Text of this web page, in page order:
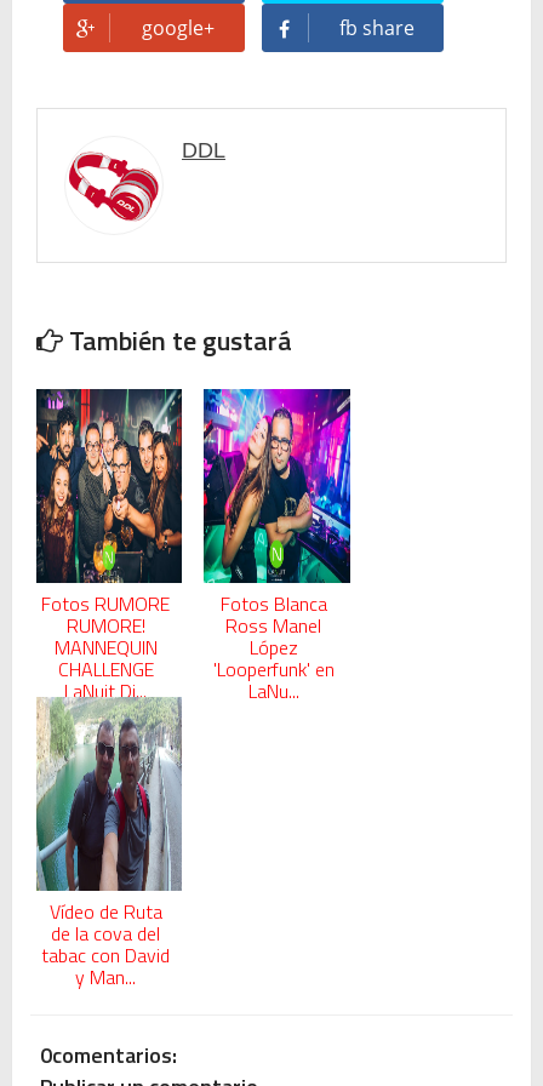
google+
fb share
DDL
También te gustará
Fotos RUMORE
RUMORE!
MANNEQUIN
CHALLENGE
LaNuit Di...
Fotos Blanca
Ross Manel
López
'Looperfunk' en
LaNu...
Vídeo de Ruta
de la cova del
tabac con David
y Man...
0comentarios: